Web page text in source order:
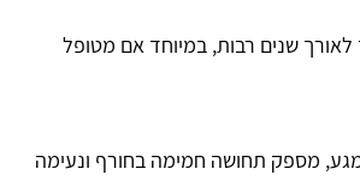
לאורך שנים רבות, במיוחד אם מטופל
מספק תחושה חמימה בחורף ונעימה